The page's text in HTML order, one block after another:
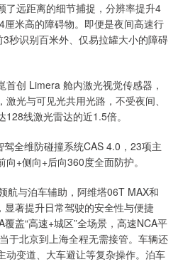
了远距离的细节捕捉，分辨率提升4
米高的障碍物。即便是夜间高速行
秒识别百米外、仅易拉罐大小的障碍
创 Limera 舱内激光视觉传感器，
光与可见光共用光路，不受夜间、
线激光雷达的近1.5倍。
全维防碰撞系统CAS 4.0，23项主
+侧向+后向360度全面防护。
航与泊车辅助，阿维塔06T MAX和
著提升日常驾驶的安全性与便捷
盖“高速+城区”全场景，高速NCA平
于北京到上海全程无需接管。车辆还
动变道、大车避让等复杂操作。泊车